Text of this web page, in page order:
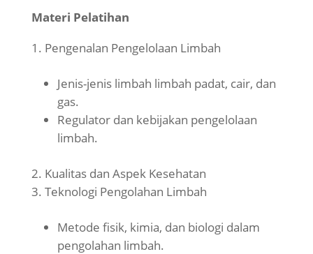
Materi Pelatihan
Pengenalan Pengelolaan Limbah
Jenis-jenis limbah limbah padat, cair, dan
gas.
Regulator dan kebijakan pengelolaan
limbah.
Kualitas dan Aspek Kesehatan
Teknologi Pengolahan Limbah
Metode fisik, kimia, dan biologi dalam
pengolahan limbah.